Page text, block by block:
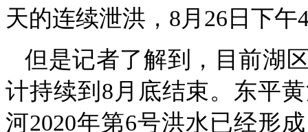
天的连续泄洪，8月26日下
但是记者了解到，目前湖
计持续到8月底结束。东平
河2020年第6号洪水已经形